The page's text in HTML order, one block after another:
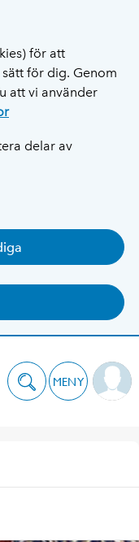
för att
för dig. Genom
att vi använder
delar av
MENY